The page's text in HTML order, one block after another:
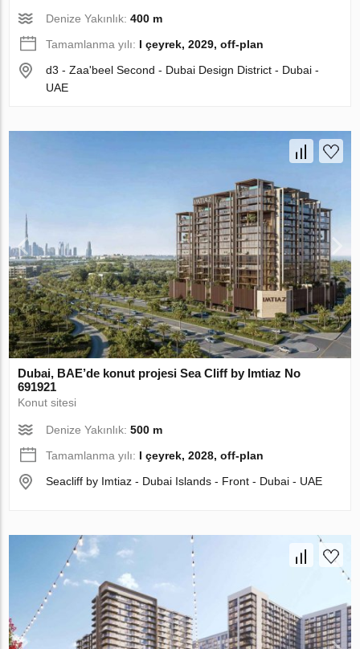
Denize Yakınlık:400 m
Tamamlanma yılı: I çeyrek, 2029, off-plan
d3 - Zaa'beel Second - Dubai Design District - Dubai -
UAE
Dubai, BAE’de konut projesi Sea Cliff by Imtiaz No
691921
Konut sitesi
Denize Yakınlık:500 m
Tamamlanma yılı: I çeyrek, 2028, off-plan
Seacliff by Imtiaz - Dubai Islands - Front - Dubai - UAE